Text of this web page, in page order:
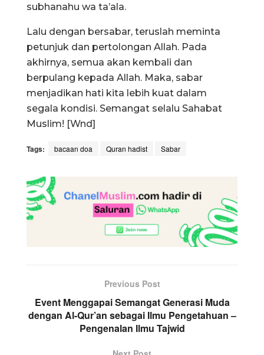
subhanahu wa ta’ala.
Lalu dengan bersabar, teruslah meminta
petunjuk dan pertolongan Allah. Pada
akhirnya, semua akan kembali dan
berpulang kepada Allah. Maka, sabar
menjadikan hati kita lebih kuat dalam
segala kondisi. Semangat selalu Sahabat
Muslim! [Wnd]
Tags: bacaan doa Quran hadist Sabar
Previous Post
Event Menggapai Semangat Generasi Muda
dengan Al-Qur’an sebagai Ilmu Pengetahuan –
Pengenalan Ilmu Tajwid